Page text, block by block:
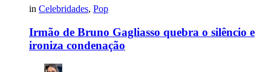
in Celebridades, Pop
Irmão de Bruno Gagliasso quebra o silêncio e
ironiza condenação